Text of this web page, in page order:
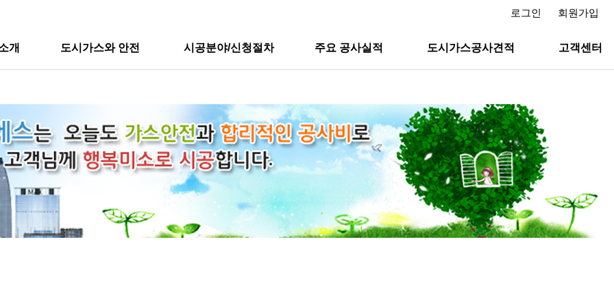
개 도시가스와 안전 시공분야/신청절차 주요 공사실적 도시가스공사견적 고객센터
로그인 회원가입